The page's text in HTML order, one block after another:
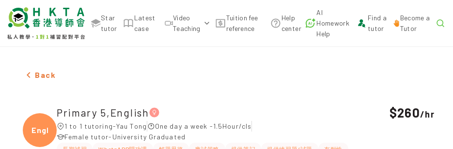
Star
tutor
Latest
case
Video
Teaching
Tuition fee
reference
Help
center
AI
Homework
Help
Find a
tutor
Become a
Tutor
Female Primary 5,English，Yau Tong Tuition recommendation
Back
Engli
Primary 5,English
1 to 1 tutoring-Yau Tong
One day a week -1.5Hour/cls
Female tutor-University Graduated
$260/hr